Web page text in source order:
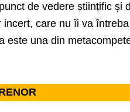
de vedere științific și
care nu îi va
este una din